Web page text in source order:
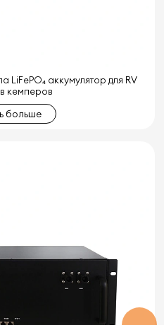
LiFePO₄ аккумулятор для RV
кемперов
больше